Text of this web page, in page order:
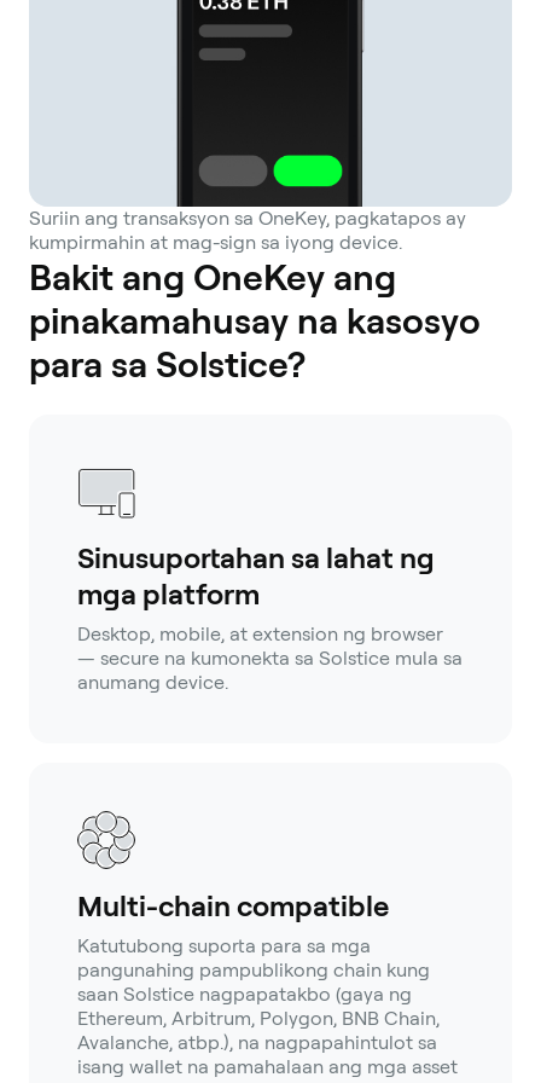
Suriin ang transaksyon sa OneKey, pagkatapos ay
kumpirmahin at mag-sign sa iyong device.
Bakit ang OneKey ang
pinakamahusay na kasosyo
para sa Solstice?
Sinusuportahan sa lahat ng
mga platform
Desktop, mobile, at extension ng browser
— secure na kumonekta sa Solstice mula sa
anumang device.
Multi-chain compatible
Katutubong suporta para sa mga
pangunahing pampublikong chain kung
saan Solstice nagpapatakbo (gaya ng
Ethereum, Arbitrum, Polygon, BNB Chain,
Avalanche, atbp.), na nagpapahintulot sa
isang wallet na pamahalaan ang mga asset